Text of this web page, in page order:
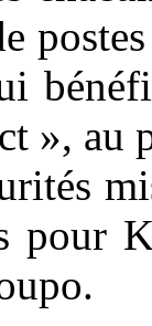
», au
pour